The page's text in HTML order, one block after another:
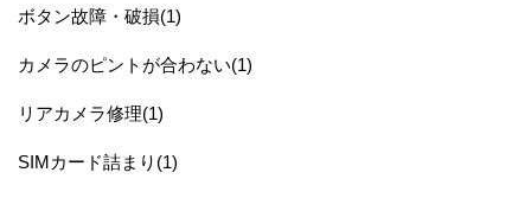
ボタン故障・破損(1)
カメラのピントが合わない(1)
リアカメラ修理(1)
SIMカード詰まり(1)